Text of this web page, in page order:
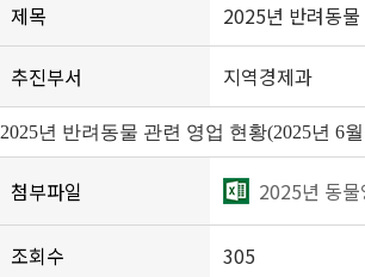
제목 2025년 반려동
추진부서 지역경제과
2025년 반려동물 관련 영업 현황(2025년 6
첨부파일 2025년 동
조회수 305